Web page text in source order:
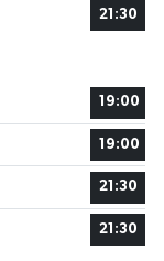
21:30
19:00
19:00
21:30
21:30